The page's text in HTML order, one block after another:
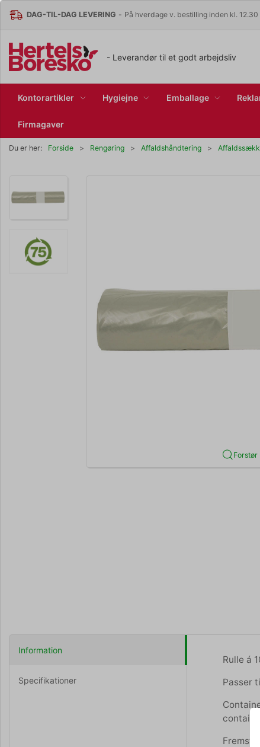
DAG-TIL-DAG LEVERING - På hverdage v. bestilling inden kl. 12.30
- Leverandør til et godt arbejdsliv
Kontorartikler Hygiejne Emballage
Firmagaver
Du er her: Forside Rengøring Affaldshåndtering
Forstør
Information
Specifikationer
Rulle á
Passer